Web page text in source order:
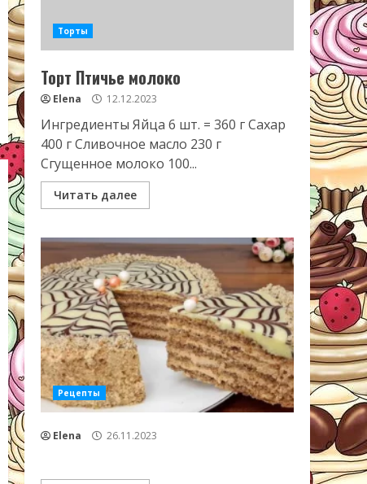
Торты
Торт Птичье молоко
Elena 12.12.2023
Ингредиенты Яйца 6 шт. = 360 г Сахар
400 г Сливочное масло 230 г
Сгущенное молоко 100...
Читать далее
Рецепты
Elena 26.11.2023